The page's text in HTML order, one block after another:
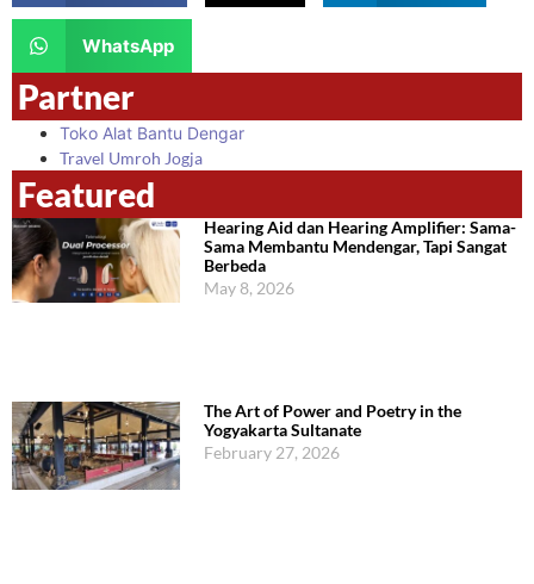
WhatsApp
Partner
Toko Alat Bantu Dengar
Travel Umroh Jogja
Featured
Hearing Aid dan Hearing Amplifier: Sama-
Sama Membantu Mendengar, Tapi Sangat
Berbeda
May 8, 2026
The Art of Power and Poetry in the
Yogyakarta Sultanate
February 27, 2026